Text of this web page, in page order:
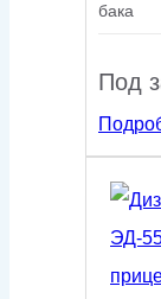
бака
Под